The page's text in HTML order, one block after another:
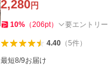
2,280円
10% （206pt） 要エントリー
4.40（5件）
最短8/9お届け